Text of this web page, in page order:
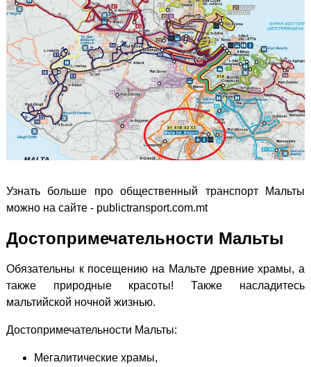
Узнать больше про общественный транспорт Мальты
можно на сайте - publictransport.com.mt
Достопримечательности Мальты
Обязательны к посещению на Мальте древние храмы, а
также природные красоты! Также насладитесь
мальтийской ночной жизнью.
Достопримечательности Мальты:
Мегалитические храмы,